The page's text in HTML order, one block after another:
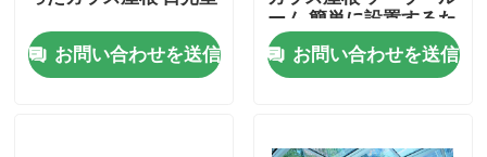
家お問い合わせを送信
ーム 簡単に設置するた
めに
お問い合わせを送信